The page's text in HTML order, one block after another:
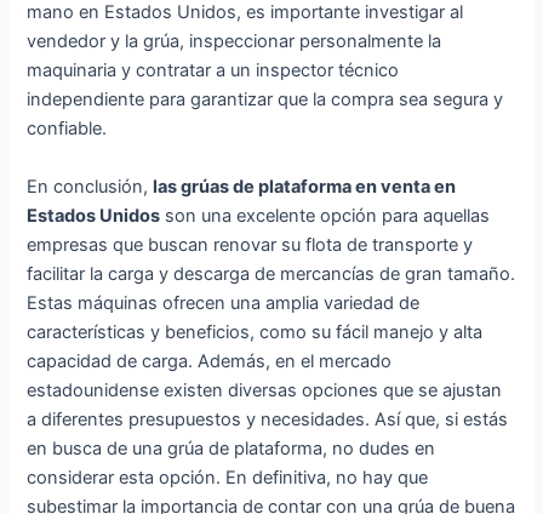
mano en Estados Unidos, es importante investigar al
vendedor y la grúa, inspeccionar personalmente la
maquinaria y contratar a un inspector técnico
independiente para garantizar que la compra sea segura y
confiable.
En conclusión,las grúas de plataforma en venta en
Estados Unidos son una excelente opción para aquellas
empresas que buscan renovar su flota de transporte y
facilitar la carga y descarga de mercancías de gran tamaño.
Estas máquinas ofrecen una amplia variedad de
características y beneficios, como su fácil manejo y alta
capacidad de carga. Además, en el mercado
estadounidense existen diversas opciones que se ajustan
a diferentes presupuestos y necesidades. Así que, si estás
en busca de una grúa de plataforma, no dudes en
considerar esta opción. En definitiva, no hay que
subestimar la importancia de contar con una grúa de buena